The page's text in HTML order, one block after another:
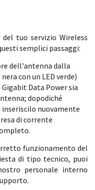
tuo servizio Wireless
semplici passaggi:
dell'antenna dalla
con un LED verde)
Data Power sia
dopodiché
nuovamente
di corrente
funzionamento del
di tipo tecnico, puoi
personale interno